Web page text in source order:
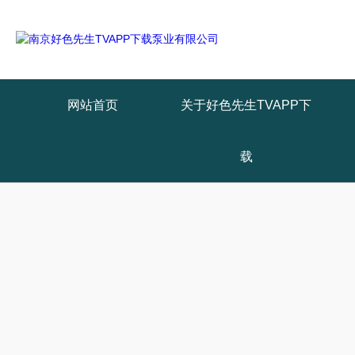
网站首页 关于好色先生TVAPP下
载